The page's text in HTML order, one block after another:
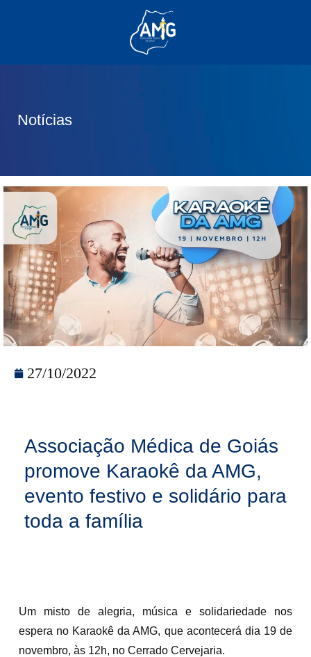
Notícias
27/10/2022
Associação Médica de Goiás
promove Karaokê da AMG,
evento festivo e solidário para
toda a família
Um misto de alegria, música e solidariedade nos
espera no Karaokê da AMG, que acontecerá dia 19 de
novembro, às 12h, no Cerrado Cervejaria.